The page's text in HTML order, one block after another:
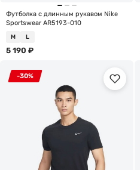
Футболка с длинным рукавом Nike
Sportswear AR5193-010
M L
5 190 ₽
-30%